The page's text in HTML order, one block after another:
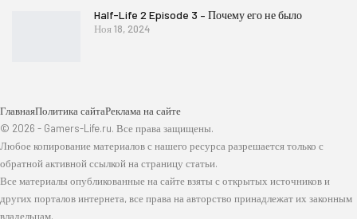
Half-Life 2 Episode 3 – Почему его не было
Ноя 18, 2024
ГлавнаяПолитика сайтаРеклама на сайте
© 2026 - Gamers-Life.ru. Все права защищены.
Любое копирование материалов с нашего ресурса разрешается только с
обратной активной ссылкой на страницу статьи.
Все материалы опубликованные на сайте взяты с открытых источников и
других порталов интернета, все права на авторство принадлежат их законным
владельцам.